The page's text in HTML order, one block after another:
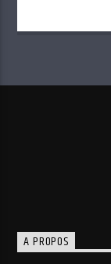
A PROPOS